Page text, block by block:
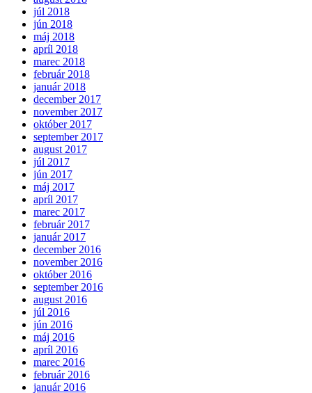
júl 2018
jún 2018
máj 2018
apríl 2018
marec 2018
február 2018
január 2018
december 2017
november 2017
október 2017
september 2017
august 2017
júl 2017
jún 2017
máj 2017
apríl 2017
marec 2017
február 2017
január 2017
december 2016
november 2016
október 2016
september 2016
august 2016
júl 2016
jún 2016
máj 2016
apríl 2016
marec 2016
február 2016
január 2016